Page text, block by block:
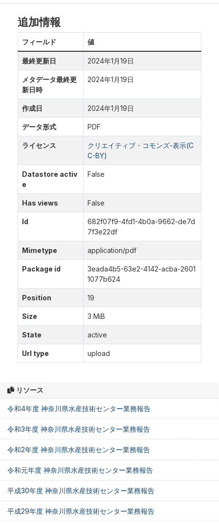
リソース
令和4年度 神奈川県水産技術センター業務報告
令和3年度 神奈川県水産技術センター業務報告
令和2年度 神奈川県水産技術センター業務報告
令和元年度 神奈川県水産技術センター業務報告
平成30年度 神奈川県水産技術センター業務報告
平成29年度 神奈川県水産技術センター業務報告
追加情報
フィールド 値
最終更新日 2024年1月19日
メタデータ最終更
新日時
2024年1月19日
作成日 2024年1月19日
データ形式 PDF
ライセンス
クリエイティブ・コモンズ-表示(C
C-BY)
Datastore activ
e
False
Has views False
Id
682f07f9-4fd1-4b0a-9662-de7d
7f3e22df
Mimetype application/pdf
Package id
3eada4b5-63e2-4142-acba-2601
1077b624
Position 19
Size 3 MiB
State active
Url type upload